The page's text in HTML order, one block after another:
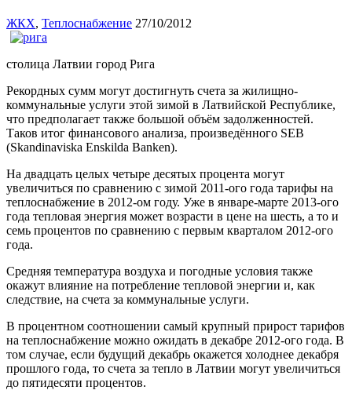
ЖКХ, Теплоснабжение 27/10/2012
столица Латвии город Рига
Рекордных сумм могут достигнуть счета за жилищно-
коммунальные услуги этой зимой в Латвийской Республике,
что предполагает также большой объём задолженностей.
Таков итог финансового анализа, произведённого SEB
(Skandinaviska Enskilda Banken).
На двадцать целых четыре десятых процента могут
увеличиться по сравнению с зимой 2011-ого года тарифы на
теплоснабжение в 2012-ом году. Уже в январе-марте 2013-ого
года тепловая энергия может возрасти в цене на шесть, а то и
семь процентов по сравнению с первым кварталом 2012-ого
года.
Средняя температура воздуха и погодные условия также
окажут влияние на потребление тепловой энергии и, как
следствие, на счета за коммунальные услуги.
В процентном соотношении самый крупный прирост тарифов
на теплоснабжение можно ожидать в декабре 2012-ого года. В
том случае, если будущий декабрь окажется холоднее декабря
прошлого года, то счета за тепло в Латвии могут увеличиться
до пятидесяти процентов.